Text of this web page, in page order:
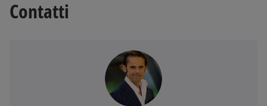
V
Contatti